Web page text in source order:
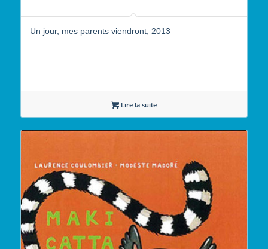
Un jour, mes parents viendront, 2013
Lire la suite